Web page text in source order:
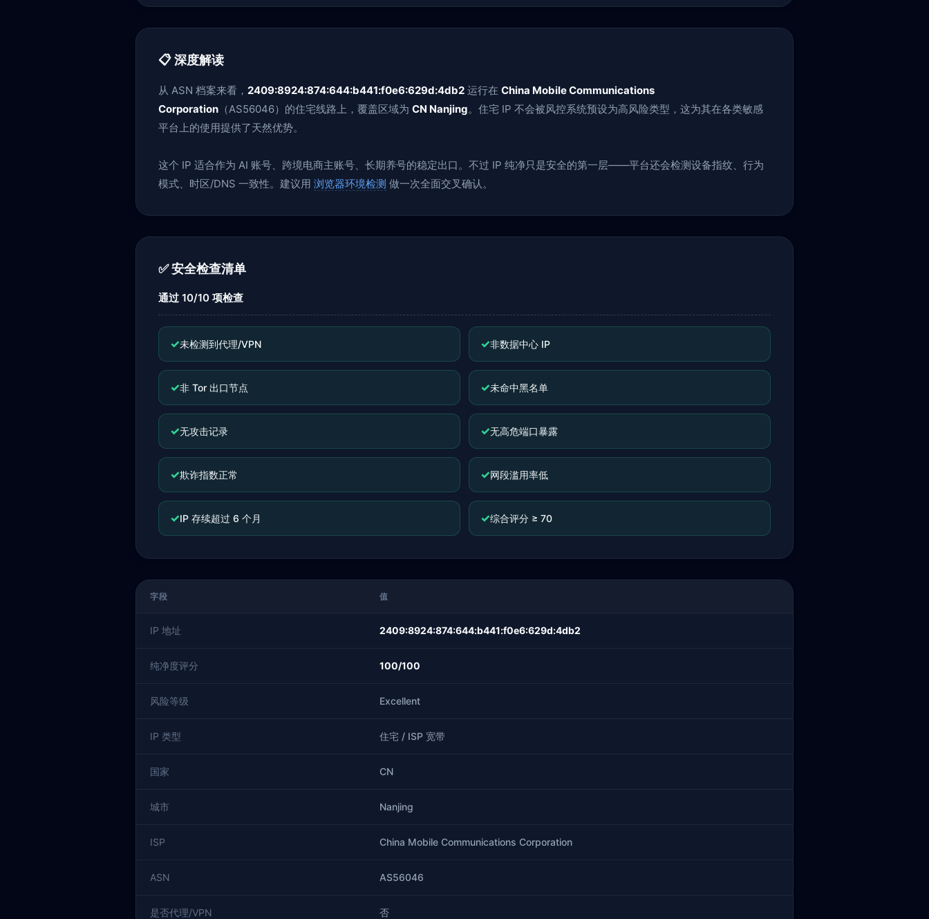
📋 深度解读
从 ASN 档案来看， 2409:8924:874:644:b441:f0e6:629d:4db2 运行在 China Mobile Communications
Corporation （AS56046）的住宅线路上，覆盖区域为 CN Nanjing。住宅 IP 不会被风控系统预设为高风险类型，这为其在各类敏感
平台上的使用提供了天然优势。
这个 IP 适合作为 AI 账号、跨境电商主账号、长期养号的稳定出口。不过 IP 纯净只是安全的第一层——平台还会检测设备指纹、行为
模式、时区/DNS 一致性。建议用 浏览器环境检测 做一次全面交叉确认。
✅ 安全检查清单
通过 10/10 项检查
✓未检测到代理/VPN ✓非数据中心 IP
✓非 Tor 出口节点 ✓未命中黑名单
✓无攻击记录 ✓无高危端口暴露
✓欺诈指数正常 ✓网段滥用率低
✓IP 存续超过 6 个月 ✓综合评分 ≥ 70
字段 值
IP 地址 2409:8924:874:644:b441:f0e6:629d:4db2
纯净度评分 100/100
风险等级 Excellent
IP 类型 住宅 / ISP 宽带
国家 CN
城市 Nanjing
ISP China Mobile Communications Corporation
ASN AS56046
是否代理/VPN 否